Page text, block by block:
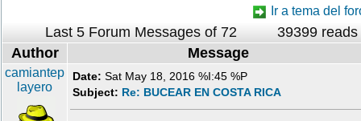
Ir a tema del
Last 5 Forum Messages of 72
39399 reads
Author
Message
camiantep
layero
Date: Sat May 18, 2016 %I:45 %P
Subject: Re: BUCEAR EN COSTA RICA